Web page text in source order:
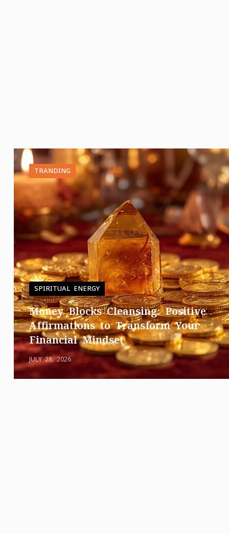
TRANDING
SPIRITUAL ENERGY
Money Blocks Cleansing: Positive
Affirmations to Transform Your
Financial Mindset
JULY 28, 2026